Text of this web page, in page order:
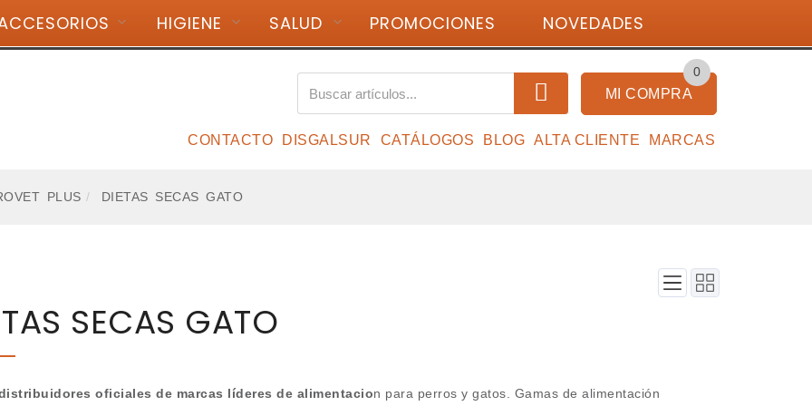
+34 988 224 845 Identifícate
0
MI COMPRA
CONTACTO DISGALSUR CATÁLOGOS BLOG ALTA CLIENTE MARCAS
HIGIENE SALUD PROMOCIONES NOVEDADES
PLUS DIETAS SECAS GATO
SECAS GATO
oficiales de marcas líderes de alimentacion para perros y gatos. Gamas de alimentación